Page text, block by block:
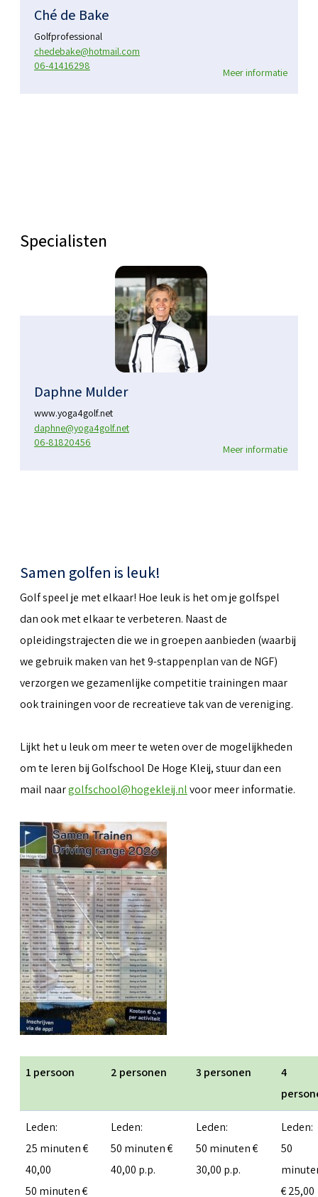
Ché de Bake
Golfprofessional
chedebake@hotmail.com
06-41416298
Meer informatie
Specialisten
Daphne Mulder
www.yoga4golf.net
daphne@yoga4golf.net
06-81820456
Meer informatie
Samen golfen is leuk!
Golf speel je met elkaar! Hoe leuk is het om je golfspel
dan ook met elkaar te verbeteren. Naast de
opleidingstrajecten die we in groepen aanbieden (waarbij
we gebruik maken van het 9-stappenplan van de NGF)
verzorgen we gezamenlijke competitie trainingen maar
ook trainingen voor de recreatieve tak van de vereniging.
Lijkt het u leuk om meer te weten over de mogelijkheden
om te leren bij Golfschool De Hoge Kleij, stuur dan een
mail naargolfschool@hogekleij.nlvoor meer informatie.
1 persoon 2 personen 3 personen
4
Leden:
25 minuten €
40,00
50 minuten €
Leden:
50 minuten €
40,00 p.p.
Leden:
50 minuten €
30,00 p.p.
Leden:
50
€ 25,00